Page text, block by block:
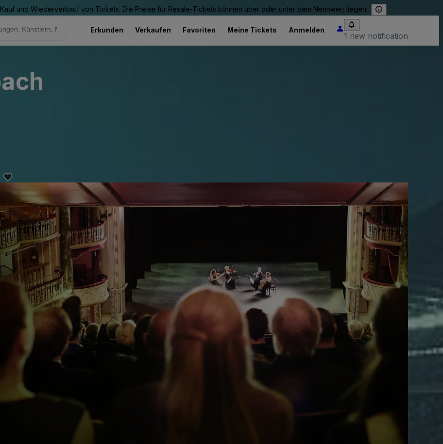
und Wiederverkauf von Tickets. Die Preise für Resale-Tickets können über oder unter dem Nennwert liegen.
Erkunden Verkaufen Favoriten Meine Tickets Anmelden
1 new notification